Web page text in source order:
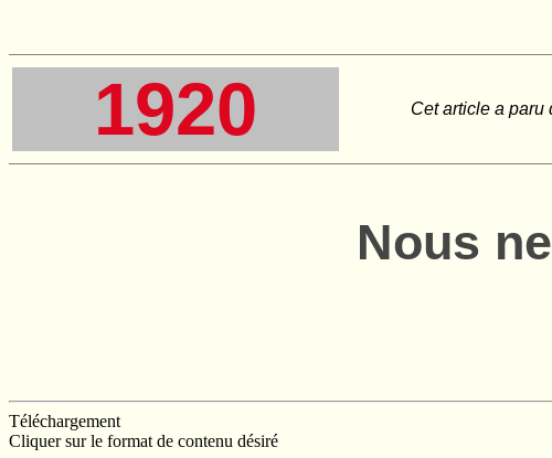
1920 Cet article a paru
Nous
Téléchargement
Cliquer sur le format de contenu désiré